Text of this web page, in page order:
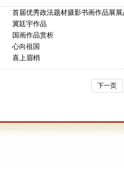
首届优秀政法题材摄影书画作品展展
冀廷宇作品
国画作品赏析
心向祖国
喜上眉梢
下一页